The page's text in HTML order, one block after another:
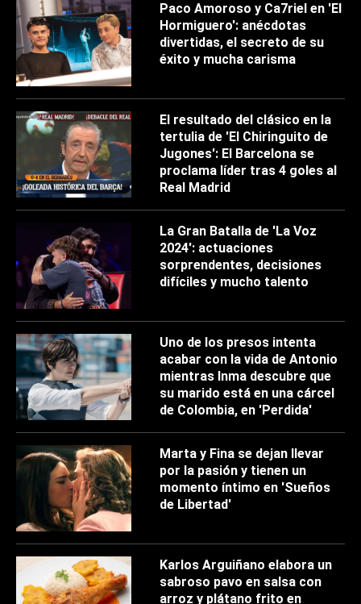
Paco Amoroso y Ca7riel en 'El
Hormiguero': anécdotas
divertidas, el secreto de su
éxito y mucha carisma
El resultado del clásico en la
tertulia de 'El Chiringuito de
Jugones': El Barcelona se
proclama líder tras 4 goles al
Real Madrid
La Gran Batalla de 'La Voz
2024': actuaciones
sorprendentes, decisiones
difíciles y mucho talento
Uno de los presos intenta
acabar con la vida de Antonio
mientras Inma descubre que
su marido está en una cárcel
de Colombia, en 'Perdida'
Marta y Fina se dejan llevar
por la pasión y tienen un
momento íntimo en 'Sueños
de Libertad'
Karlos Arguiñano elabora un
sabroso pavo en salsa con
arroz y plátano frito en